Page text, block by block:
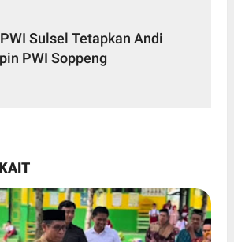
Sulsel Tetapkan Andi
PWI Soppeng